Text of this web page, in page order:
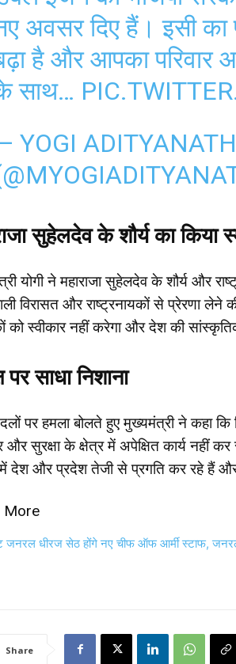
अवसर दिए हैं। इसी का
है और आपका परिवार
साथ…
YOGI ADITYANATH
सुहेलदेव के शौर्य का किया
योगी ने महाराजा सुहेलदेव के शौर्य और
विरासत और राष्ट्रनायकों से प्रेरणा
को स्वीकार नहीं करेगा और देश की
पर साधा निशाना
दलों पर हमला बोलते हुए मुख्यमंत्री ने कहा
और सुरक्षा के क्षेत्र में अपेक्षित कार्य नहीं
देश और प्रदेश तेजी से प्रगति कर रहे हैं और
More
जनरल धीरज सेठ होंगे नए चीफ ऑफ आर्मी स्टाफ,
Share